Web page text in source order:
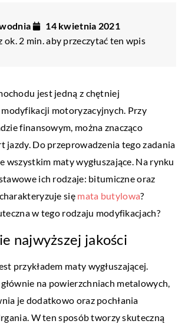
14 kwietnia 2021
ok. 2 min. aby przeczytać ten wpis
jest jedną z chętniej
motoryzacyjnych. Przy
finansowym, można znacząco
jazdy. Do przeprowadzenia tego zadania
wszystkim maty wygłuszające. Na rynku
ich rodzaje: bitumiczne oraz
się mata butylowa?
w tego rodzaju modyfikacjach?
najwyższej jakości
przykładem maty wygłuszającej.
na powierzchniach metalowych,
je dodatkowo oraz pochłania
W ten sposób tworzy skuteczną